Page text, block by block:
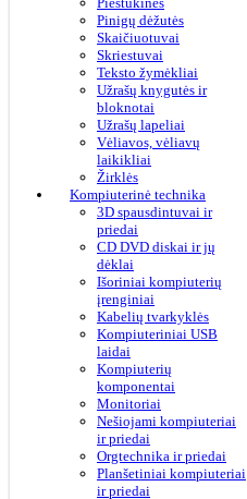
Pinigų dėžutės
Skaičiuotuvai
Skriestuvai
Teksto žymėkliai
Užrašų knygutės ir
bloknotai
Užrašų lapeliai
Vėliavos, vėliavų
laikikliai
Žirklės
Kompiuterinė technika
3D spausdintuvai ir
priedai
CD DVD diskai ir jų
dėklai
Išoriniai kompiuterių
įrenginiai
Kabelių tvarkyklės
Kompiuteriniai USB
laidai
Kompiuterių
komponentai
Monitoriai
Nešiojami kompiuteriai
ir priedai
Orgtechnika ir priedai
Planšetiniai kompiuteriai
ir priedai